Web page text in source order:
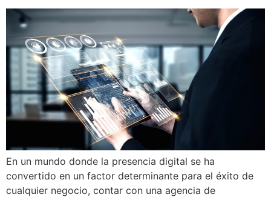
En un mundo donde la presencia digital se ha
convertido en un factor determinante para el éxito de
cualquier negocio, contar con una agencia de